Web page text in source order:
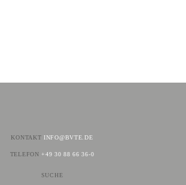
KONTAKTINFO@BVTE.DE
TELEFON+49 30 88 66 36-0
NAVIGATION
SUCHE